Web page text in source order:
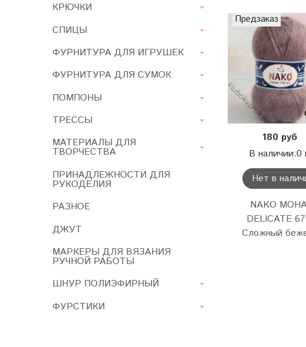
Предзаказ
180 руб
В
Нет в
NAKO
DELICATE
Сложный
КРЮЧКИ
СПИЦЫ
ФУРНИТУРА ДЛЯ ИГРУШЕК
ФУРНИТУРА ДЛЯ СУМОК
ПОМПОНЫ
ТРЕССЫ
МАТЕРИАЛЫ ДЛЯ
ТВОРЧЕСТВА
ПРИНАДЛЕЖНОСТИ ДЛЯ
РУКОДЕЛИЯ
РАЗНОЕ
ДЖУТ
МАРКЕРЫ ДЛЯ ВЯЗАНИЯ
РУЧНОЙ РАБОТЫ
ШНУР ПОЛИЭФИРНЫЙ
ФУРСТИКИ